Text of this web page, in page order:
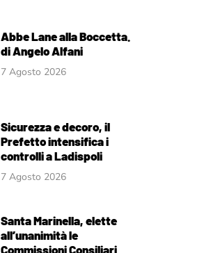
Abbe Lane alla Boccetta.
di Angelo Alfani
7 Agosto 2026
Sicurezza e decoro, il
Prefetto intensifica i
controlli a Ladispoli
7 Agosto 2026
Santa Marinella, elette
all’unanimità le
Commissioni Consiliari